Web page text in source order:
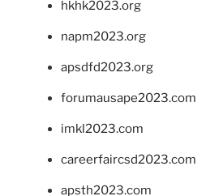
hkhk2023.org
napm2023.org
apsdfd2023.org
forumausape2023.com
imkl2023.com
careerfaircsd2023.com
apsth2023.com